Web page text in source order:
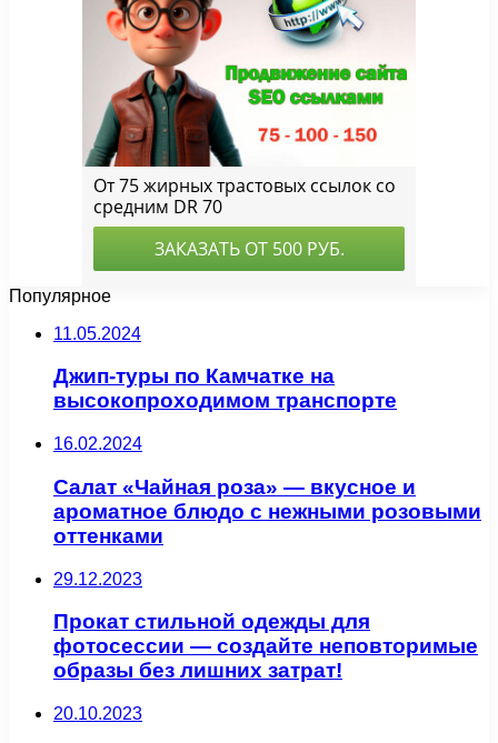
Популярное
11.05.2024
Джип-туры по Камчатке на
высокопроходимом транспорте
16.02.2024
Салат «Чайная роза» — вкусное и
ароматное блюдо с нежными розовыми
оттенками
29.12.2023
Прокат стильной одежды для
фотосессии — создайте неповторимые
образы без лишних затрат!
20.10.2023